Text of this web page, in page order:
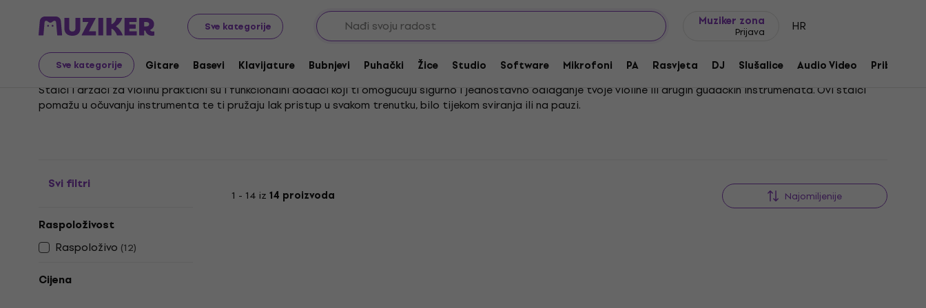
Sve kategorije
Muziker zona
Prijava HR
Sve kategorije Gitare Basevi Klavijature Bubnjevi Puhački Žice Studio Software Mikrofoni PA Rasvjeta DJ Slušalice Audio Video Pribor
Glazbeni instrumenti Gudački Oprema za violine Stalci za violine
Stalci za violine
Stalci i držači za violinu praktični su i funkcionalni dodaci koji ti omogućuju sigurno i jednostavno odlaganje tvoje violine ili drugih gudačkih instrumenata. Ovi stalci
pomažu u očuvanju instrumenta te ti pružaju lak pristup u svakom trenutku, bilo tijekom sviranja ili na pauzi.
Svi filtri
Raspoloživost
Raspoloživo (12)
Cijena
1 - 14 iz 14 proizvoda Najomiljenije